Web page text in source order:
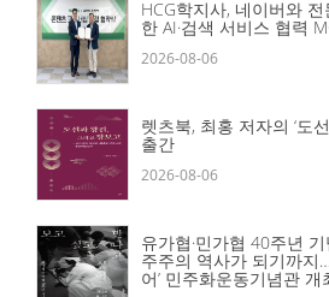
HCG학지사, 네이버와
한 AI·검색 서비스 협력
2026-08-06
렛츠북, 최홍 저자의 ‘도
출간
2026-08-06
유가협·민가협 40주년
주주의 역사가 되기까지
어’ 민주화운동기념관 개